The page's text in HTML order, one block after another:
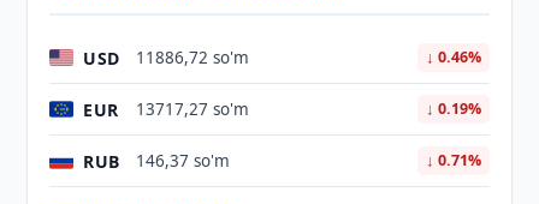
USD 11886,72 so'm ↓ 0.46%
EUR 13717,27 so'm ↓ 0.19%
RUB 146,37 so'm ↓ 0.71%